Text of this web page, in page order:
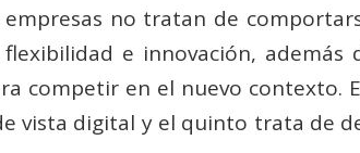
no tratan de
e innovación, además
competir en el nuevo contexto.
vista digital y el quinto trata de